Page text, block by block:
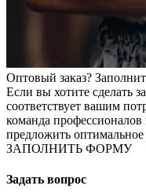
Оптовый заказ?
Если вы хотите сделать
соответствует вашим
команда профессионалов
предложить
ЗАПОЛНИТЬ ФОРМУ
Задать вопрос